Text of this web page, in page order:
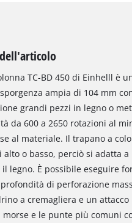
TC-BD 450 di Einhelll è
ampia di 104 mm
grandi pezzi in legno o
da 600 a 2650 rotazioni al
al materiale. Il trapano a
o basso, perciò si adatta
legno. È possibile eseguire
di perforazione
a cremagliera e un
e le punte più comuni